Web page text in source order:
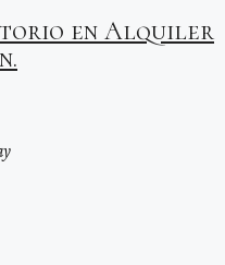
en Alquiler